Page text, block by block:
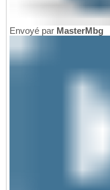
Envoyé par MasterMbg